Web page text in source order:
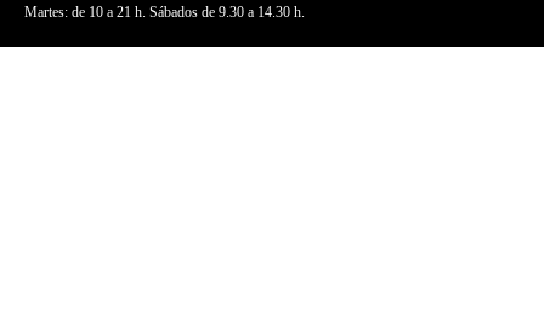
Martes: de 10 a 21 h. Sábados de 9.30 a 14.30 h.